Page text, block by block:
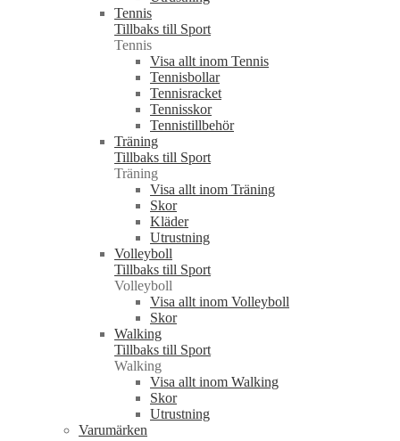
Tennis
Tillbaks till Sport
Tennis
Visa allt inom Tennis
Tennisbollar
Tennisracket
Tennisskor
Tennistillbehör
Träning
Tillbaks till Sport
Träning
Visa allt inom Träning
Skor
Kläder
Utrustning
Volleyboll
Tillbaks till Sport
Volleyboll
Visa allt inom Volleyboll
Skor
Walking
Tillbaks till Sport
Walking
Visa allt inom Walking
Skor
Utrustning
Varumärken